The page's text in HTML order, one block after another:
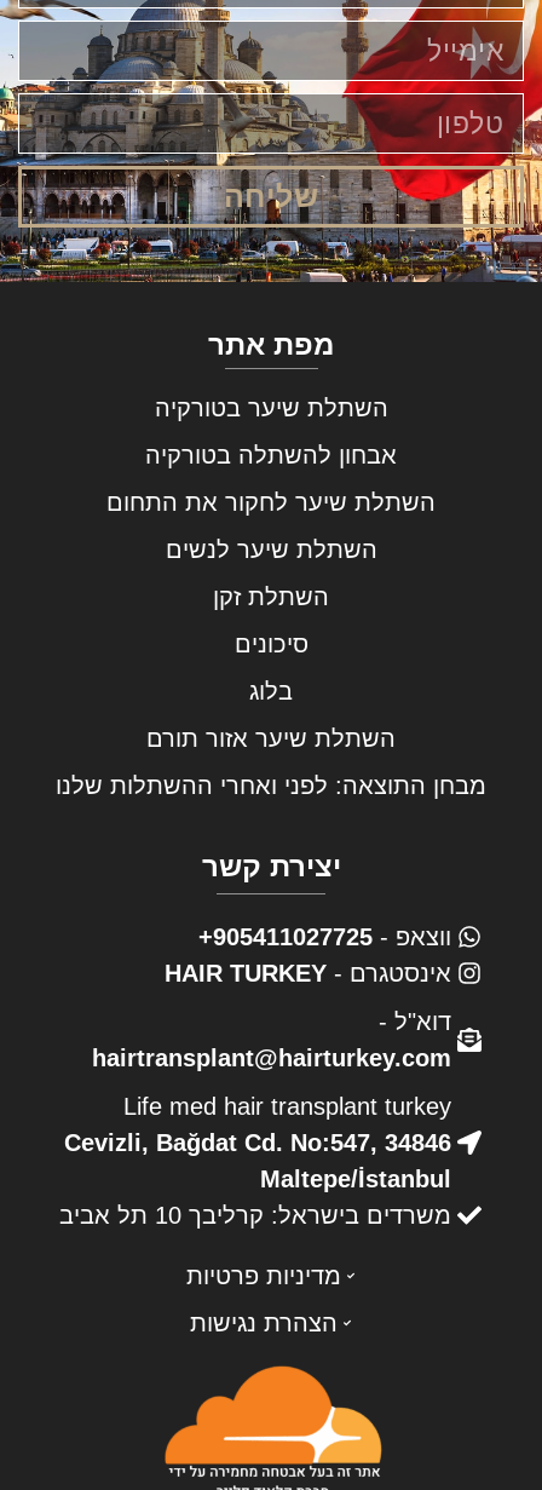
שליחה
מפת אתר
השתלת שיער בטורקיה
אבחון להשתלה בטורקיה
השתלת שיער לחקור את התחום
השתלת שיער לנשים
השתלת זקן
סיכונים
בלוג
השתלת שיער אזור תורם
מבחן התוצאה: לפני ואחרי ההשתלות שלנו
יצירת קשר
ווצאפ - 905411027725+
אינסטגרם - HAIR TURKEY
דוא"ל -
hairtransplant@hairturkey.com
Life med hair transplant turkey
Cevizli, Bağdat Cd. No:547, 34846
Maltepe/İstanbul
משרדים בישראל: קרליבך 10 תל אביב
מדיניות פרטיות
הצהרת נגישות